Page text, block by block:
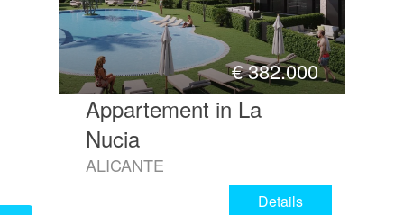
€382.000
Appartement in La
Nucia
ALICANTE
Details